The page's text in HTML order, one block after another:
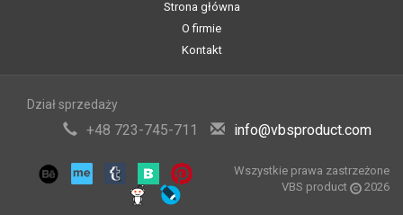
Strona główna
O firmie
Kontakt
Dział sprzedaży
+48 723-745-711 info@vbsproduct.com
Wszystkie prawa zastrzeżone
VBS product
2026